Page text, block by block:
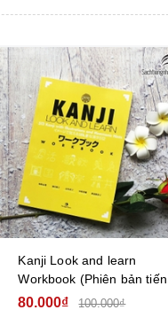
Kanji Look and learn
Workbook (Phiên bản tiếng
Việt in màu)
80.000₫ 100.000₫